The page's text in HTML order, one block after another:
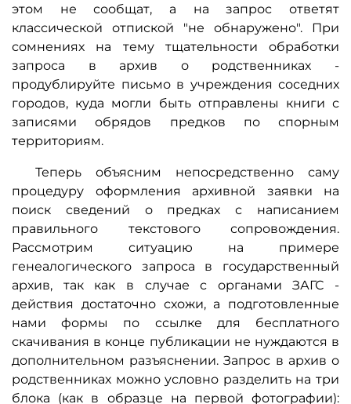
этом не сообщат, а на запрос ответят
классической отпиской "не обнаружено". При
сомнениях на тему тщательности обработки
запроса в архив о родственниках -
продублируйте письмо в учреждения соседних
городов, куда могли быть отправлены книги с
записями обрядов предков по спорным
территориям.
Теперь объясним непосредственно саму
процедуру оформления архивной заявки на
поиск сведений о предках с написанием
правильного текстового сопровождения.
Рассмотрим ситуацию на примере
генеалогического запроса в государственный
архив, так как в случае с органами ЗАГС -
действия достаточно схожи, а подготовленные
нами формы по ссылке для бесплатного
скачивания в конце публикации не нуждаются в
дополнительном разъяснении. Запрос в архив о
родственниках можно условно разделить на три
блока (как в образце на первой фотографии):